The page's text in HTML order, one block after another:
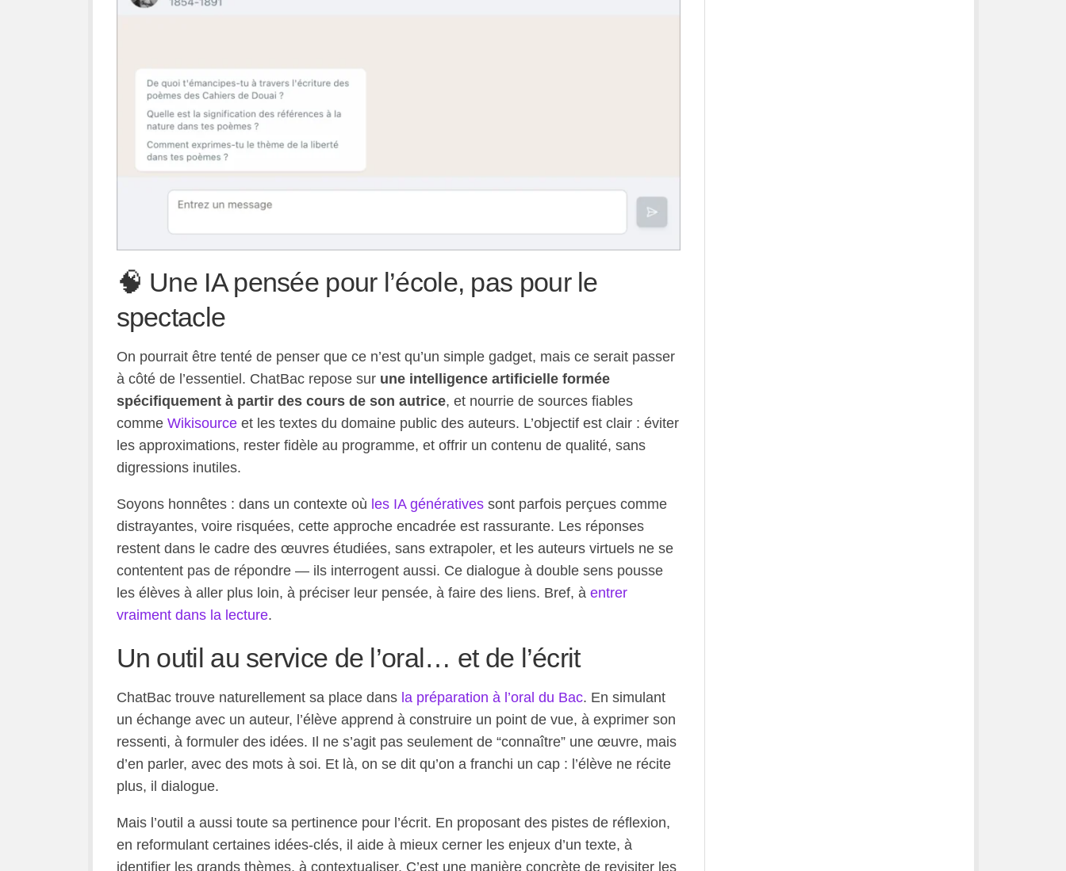
🧠 Une IA pensée pour l’école, pas pour le
spectacle
On pourrait être tenté de penser que ce n’est qu’un simple gadget, mais ce serait passer
à côté de l’essentiel. ChatBac repose sur une intelligence artificielle formée
spécifiquement à partir des cours de son autrice, et nourrie de sources fiables
comme Wikisourceet les textes du domaine public des auteurs. L’objectif est clair : éviter
les approximations, rester fidèle au programme, et offrir un contenu de qualité, sans
digressions inutiles.
Soyons honnêtes : dans un contexte où les IA générativessont parfois perçues comme
distrayantes, voire risquées, cette approche encadrée est rassurante. Les réponses
restent dans le cadre des œuvres étudiées, sans extrapoler, et les auteurs virtuels ne se
contentent pas de répondre — ils interrogent aussi. Ce dialogue à double sens pousse
les élèves à aller plus loin, à préciser leur pensée, à faire des liens. Bref, à entrer
vraiment dans la lecture.
Un outil au service de l’oral… et de l’écrit
ChatBac trouve naturellement sa place dans la préparation à l’oral du Bac. En simulant
un échange avec un auteur, l’élève apprend à construire un point de vue, à exprimer son
ressenti, à formuler des idées. Il ne s’agit pas seulement de “connaître” une œuvre, mais
d’en parler, avec des mots à soi. Et là, on se dit qu’on a franchi un cap : l’élève ne récite
plus, il dialogue.
Mais l’outil a aussi toute sa pertinence pour l’écrit. En proposant des pistes de réflexion,
en reformulant certaines idées-clés, il aide à mieux cerner les enjeux d’un texte, à
identifier les grands thèmes, à contextualiser. C’est une manière concrète de revisiter les